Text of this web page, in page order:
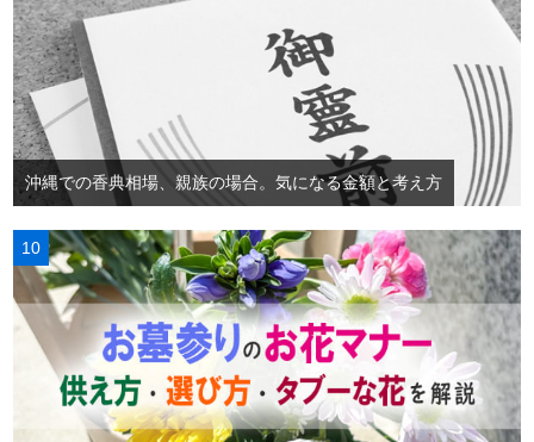
沖縄での香典相場、親族の場合。気になる金額と考え方